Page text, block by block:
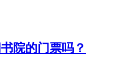
院的门票吗？